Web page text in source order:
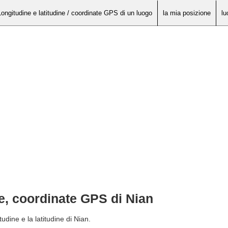
e latitudine / coordinate GPS di un luogo la mia posizione
coordinate GPS di Nian
e la latitudine di Nian.